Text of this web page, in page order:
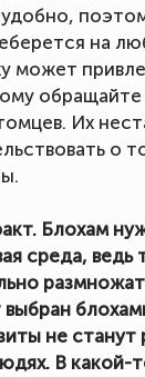
на
может
обращайте
Их
о
Блохам
среда, ведь
выбран
не станут
В